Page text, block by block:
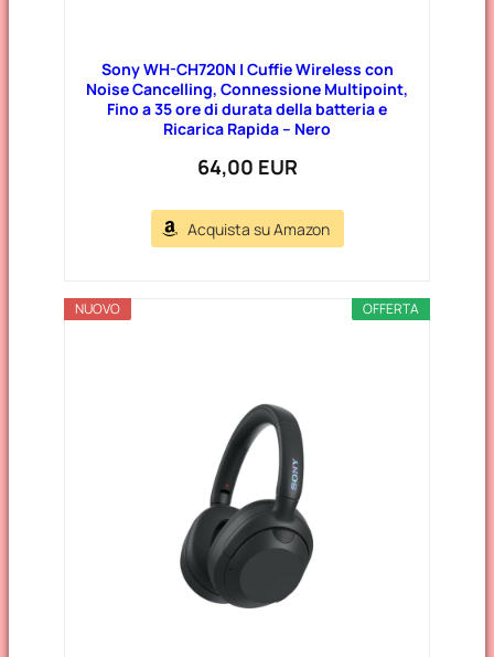
Sony WH-CH720N | Cuffie Wireless con
Noise Cancelling, Connessione Multipoint,
Fino a 35 ore di durata della batteria e
Ricarica Rapida – Nero
64,00 EUR
Acquista su Amazon
OFFERTA
NUOVO